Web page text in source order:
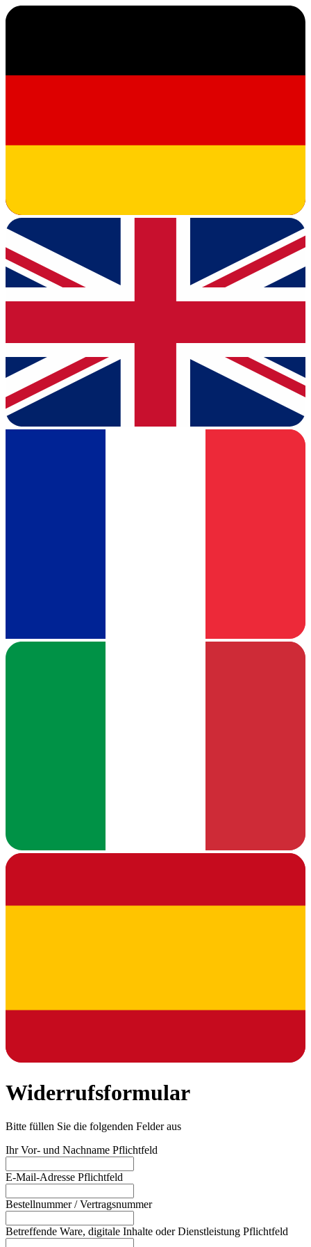
Widerrufsformular
Bitte füllen Sie die folgenden Felder aus
Ihr Vor- und Nachname Pflichtfeld
E-Mail-Adresse Pflichtfeld
Bestellnummer / Vertragsnummer
Betreffende Ware, digitale Inhalte oder Dienstleistung Pflichtfeld